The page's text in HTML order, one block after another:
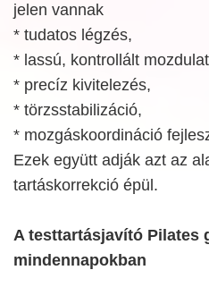
jelen vannak
* tudatos légzés,
* lassú, kontrollált
* precíz kivitelezés,
* törzsstabilizáció,
* mozgáskoordináció
Ezek együtt adják azt az
tartáskorrekció épül.
A testtartásjavító Pilates
mindennapokban